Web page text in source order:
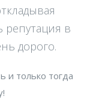
репутация в
дорого.
и только тогда